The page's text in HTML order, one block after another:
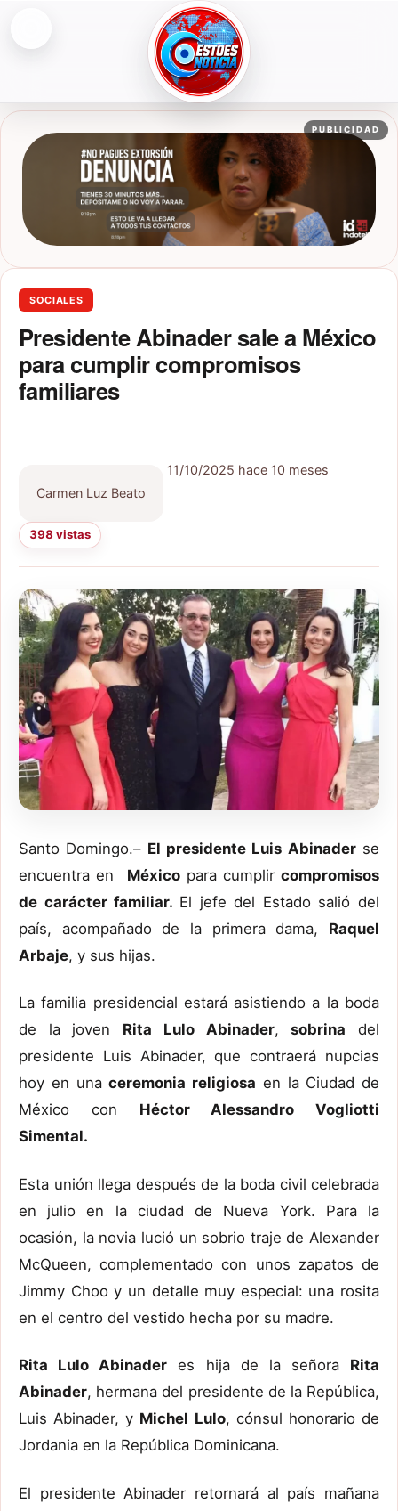
ESTOESNOTICIA|NOTICIAS
PUBLICIDAD
SOCIALES
Presidente Abinader sale a México
para cumplir compromisos
familiares
Carmen Luz Beato
11/10/2025 hace 10 meses
398 vistas
Santo Domingo.– El presidente Luis Abinaderse
encuentra en Méxicopara cumplir compromisos
de carácter familiar. El jefe del Estado salió del
país, acompañado de la primera dama, Raquel
Arbaje, y sus hijas.
La familia presidencial estará asistiendo a la boda
de la joven Rita Lulo Abinader,sobrina del
presidente Luis Abinader, que contraerá nupcias
hoy en unaceremonia religiosa en la Ciudad de
México con Héctor Alessandro Vogliotti
Simental.
Esta unión llega después de la boda civil celebrada
en julio en la ciudad de Nueva York. Para la
ocasión, la novia lució un sobrio traje de Alexander
McQueen, complementado con unos zapatos de
Jimmy Choo y un detalle muy especial: una rosita
en el centro del vestido hecha por su madre.
Rita Lulo Abinader es hija de la señora Rita
Abinader, hermana del presidente de la República,
Luis Abinader, y Michel Lulo, cónsul honorario de
Jordania en la República Dominicana.
El presidente Abinader retornará al país mañana